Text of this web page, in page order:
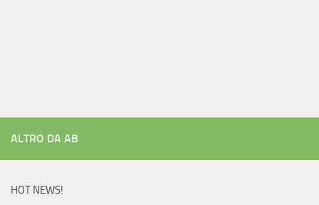
ALTRO DA AB
HOT NEWS!